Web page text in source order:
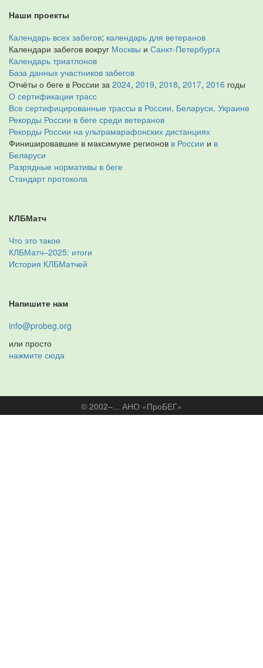
Наши проекты
Календарь всех забегов; календарь для ветеранов
Календари забегов вокруг Москвы и Санкт-Петербурга
Календарь триатлонов
База данных участников забегов
Отчёты о беге в России за 2024, 2019, 2018, 2017, 2016 годы
О сертификации трасс
Все сертифицированные трассы в России, Беларуси, Украине
Рекорды России в беге среди ветеранов
Рекорды России на ультрамарафонских дистанциях
Финишировавшие в максимуме регионов в России и в
Беларуси
Разрядные нормативы в беге
Стандарт протокола
КЛБМатч
Что это такое
КЛБМатч–2025: итоги
История КЛБМатчей
Напишите нам
info@probeg.org
или просто
нажмите сюда
© 2002–... АНО «ПроБЕГ»